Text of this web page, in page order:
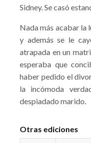
Sidney. Se casó
Nada más acabar la
y además se le
atrapada en un
esperaba que
haber pedido el
la incómoda
despiadado marido.
Otras ediciones